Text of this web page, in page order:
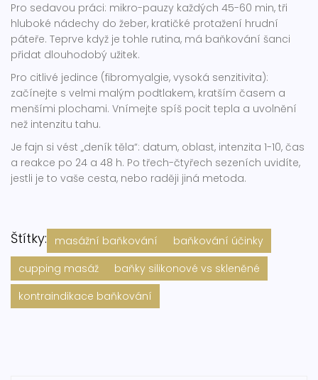
Pro sedavou práci: mikro-pauzy každých 45-60 min, tři
hluboké nádechy do žeber, kratičké protažení hrudní
páteře. Teprve když je tohle rutina, má baňkování šanci
přidat dlouhodobý užitek.
Pro citlivé jedince (fibromyalgie, vysoká senzitivita):
začínejte s velmi malým podtlakem, kratším časem a
menšími plochami. Vnímejte spíš pocit tepla a uvolnění
než intenzitu tahu.
Je fajn si vést „deník těla“: datum, oblast, intenzita 1-10, čas
a reakce po 24 a 48 h. Po třech-čtyřech sezeních uvidíte,
jestli je to vaše cesta, nebo raději jiná metoda.
Štítky: masážní baňkování
baňkování účinky
cupping masáž
baňky silikonové vs skleněné
kontraindikace baňkování